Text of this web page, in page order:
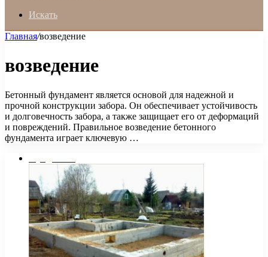
Искать
Главная/возведение
возведение
Бетонный фундамент является основой для надежной и
прочной конструкции забора. Он обеспечивает устойчивость
и долговечность забора, а также защищает его от деформаций
и повреждений. Правильное возведение бетонного
фундамента играет ключевую …